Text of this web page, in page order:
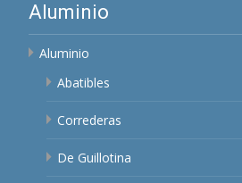
Aluminio
Aluminio
Abatibles
Correderas
De Guillotina